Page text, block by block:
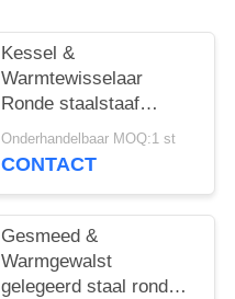
Kessel &
Warmtewisselaar
Ronde staalstaaf
ASTM4140/42CrMo4
Onderhandelbaar MOQ:1 st
CONTACT
Gesmeed &
Warmgewalst
gelegeerd staal rond